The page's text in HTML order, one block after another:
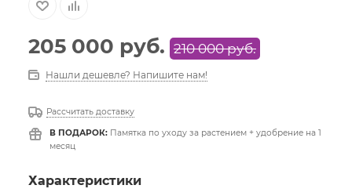
205 000 руб. 210 000руб.
Нашли дешевле? Напишите нам!
Рассчитать доставку
В ПОДАРОК: Памятка по уходу за растением + удобрение на 1
месяц
Характеристики